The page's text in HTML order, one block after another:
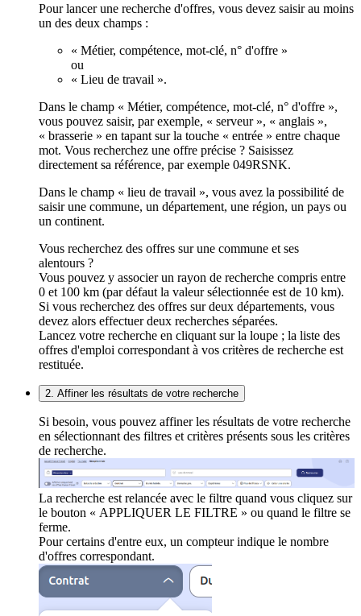
Pour lancer une recherche d'offres, vous devez saisir au moins
un des deux champs :
« Métier, compétence, mot-clé, n° d'offre »
ou
« Lieu de travail ».
Dans le champ « Métier, compétence, mot-clé, n° d'offre »,
vous pouvez saisir, par exemple, « serveur », « anglais »,
« brasserie » en tapant sur la touche « entrée » entre chaque
mot. Vous recherchez une offre précise ? Saisissez
directement sa référence, par exemple 049RSNK.
Dans le champ « lieu de travail », vous avez la possibilité de
saisir une commune, un département, une région, un pays ou
un continent.
Vous recherchez des offres sur une commune et ses
alentours ?
Vous pouvez y associer un rayon de recherche compris entre
0 et 100 km (par défaut la valeur sélectionnée est de 10 km).
Si vous recherchez des offres sur deux départements, vous
devez alors effectuer deux recherches séparées.
Lancez votre recherche en cliquant sur la loupe ; la liste des
offres d'emploi correspondant à vos critères de recherche est
restituée.
2. Affiner les résultats de votre recherche
Si besoin, vous pouvez affiner les résultats de votre recherche
en sélectionnant des filtres et critères présents sous les critères
de recherche.
La recherche est relancée avec le filtre quand vous cliquez sur
le bouton « APPLIQUER LE FILTRE » ou quand le filtre se
ferme.
Pour certains d'entre eux, un compteur indique le nombre
d'offres correspondant.